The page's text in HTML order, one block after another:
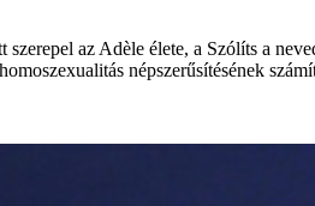
az Adèle élete, a Szólíts a
népszerűsítésének